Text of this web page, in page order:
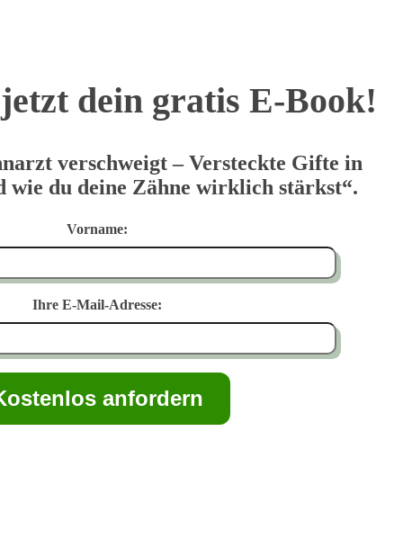
dein gratis E-Book!
verschweigt – Versteckte Gifte in
wie du deine Zähne wirklich stärkst“.
Vorname:
Ihre E-Mail-Adresse: